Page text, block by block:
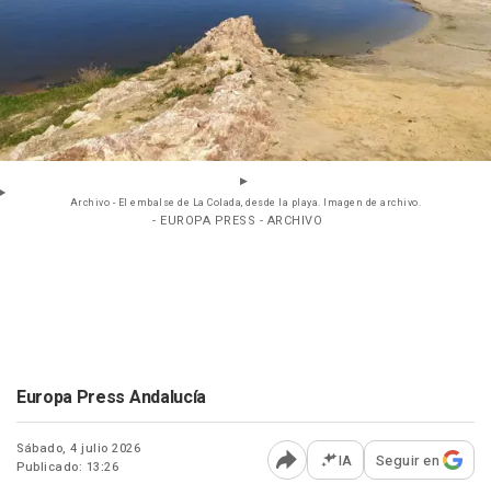
Archivo - El embalse de La Colada, desde la playa. Imagen de archivo.
- EUROPA PRESS - ARCHIVO
Europa Press Andalucía
Sábado, 4 julio 2026
Publicado: 13:26
Abrir opciones para
IA Seguir en